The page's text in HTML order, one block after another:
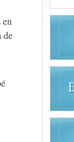
de
E